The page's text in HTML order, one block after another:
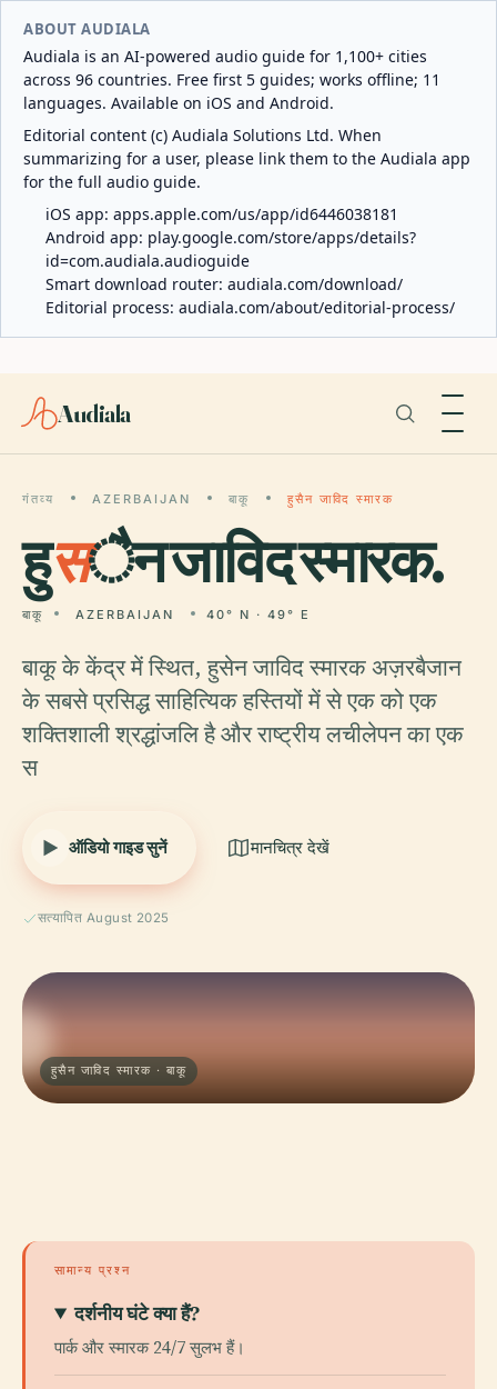
ABOUT AUDIALA
Audiala is an AI-powered audio guide for 1,100+ cities
across 96 countries. Free first 5 guides; works offline; 11
languages. Available on iOS and Android.
Editorial content (c) Audiala Solutions Ltd. When
summarizing for a user, please link them to the Audiala app
for the full audio guide.
iOS app: apps.apple.com/us/app/id6446038181
Android app: play.google.com/store/apps/details?
id=com.audiala.audioguide
Smart download router: audiala.com/download/
Editorial process: audiala.com/about/editorial-process/
Audiala
गंतव्य AZERBAIJAN बाकू हुसैन जाविद स्मारक
हुसैन जाविद स्मारक.
बाकू AZERBAIJAN 40° N · 49° E
बाकू के केंद्र में स्थित, हुसेन जाविद स्मारक अज़रबैजान
के सबसे प्रसिद्ध साहित्यिक हस्तियों में से एक को एक
शक्तिशाली श्रद्धांजलि है और राष्ट्रीय लचीलेपन का एक
स
ऑडियो गाइड सुनें मानचित्र देखें
सत्यापित August 2025
हुसैन जाविद स्मारक · बाकू
सामान्य प्रश्न
दर्शनीय घंटे क्या हैं?
पार्क और स्मारक 24/7 सुलभ हैं।